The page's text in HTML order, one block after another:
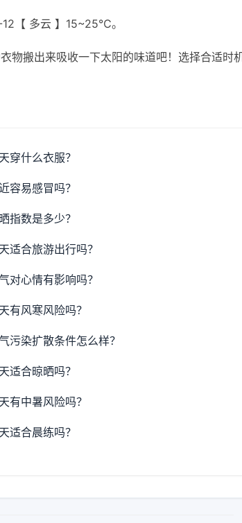
【 多云 】15~25℃。
物搬出来吸收一下太阳的味道吧！选择合适时
穿什么衣服？
容易感冒吗？
指数是多少？
适合旅游出行吗？
对心情有影响吗？
有风寒风险吗？
污染扩散条件怎么样？
适合晾晒吗？
有中暑风险吗？
适合晨练吗？